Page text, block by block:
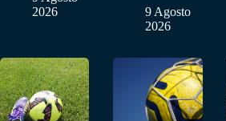
2026
9 Agosto
2026